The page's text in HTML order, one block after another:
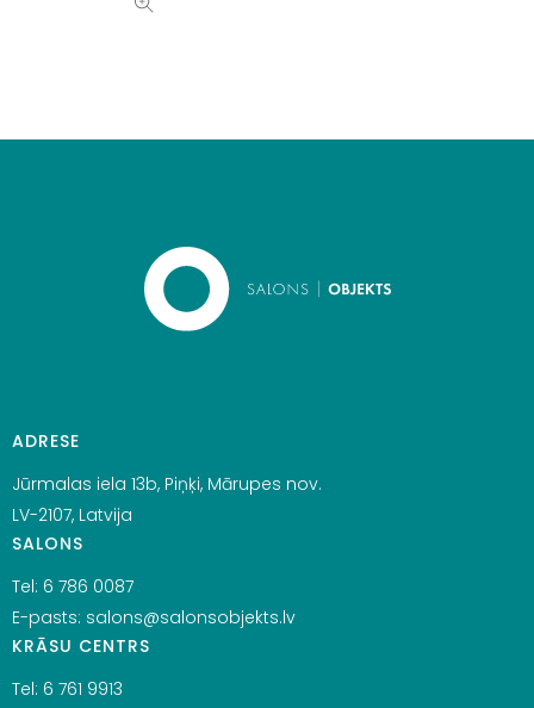
ADRESE
Jūrmalas iela 13b, Piņķi, Mārupes nov.
LV-2107, Latvija
SALONS
Tel: 6 786 0087
E-pasts: salons@salonsobjekts.lv
KRĀSU CENTRS
Tel: 6 761 9913